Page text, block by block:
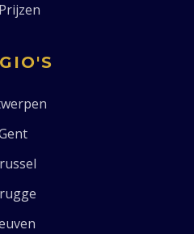
Prijzen